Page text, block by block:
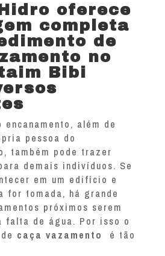
oferece
completa
de
no
Bibi
encanamento, além de
pessoa do
também pode trazer
demais indivíduos. Se
em um edifício e
for tomada, há grande
próximos serem
falta de água. Por isso o
caça vazamento
é tão